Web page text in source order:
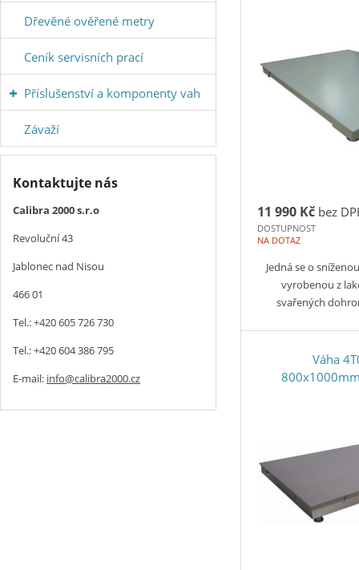
11 990 Kč bez
DOSTUPNOST
NA DOTAZ
Jedná se o
vyrobenou z
svařených
Váha
Dřevěné ověřené metry
Ceník servisních prací
Příslušenství a komponenty vah
Závaží
Kontaktujte nás
Calibra 2000 s.r.o
Revoluční 43
Jablonec nad Nisou
466 01
Tel.: +420 605 726 730
Tel.: +420 604 386 795
E-mail: info@calibra2000.cz